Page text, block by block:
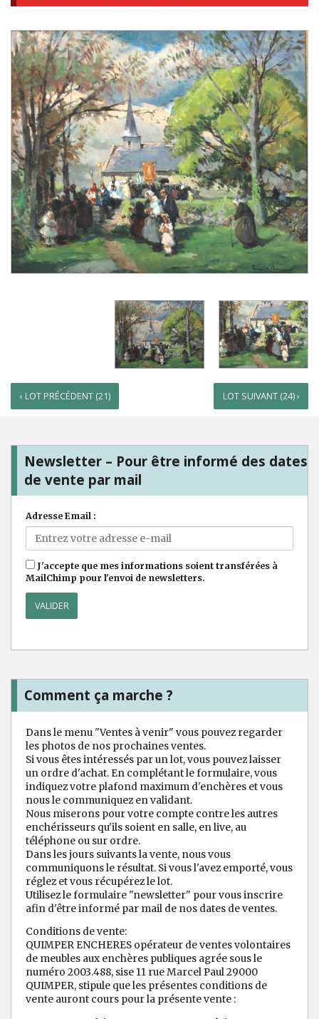
‹ LOT PRÉCÉDENT (21) LOT SUIVANT (24) ›
Newsletter – Pour être informé des dates
de vente par mail
Adresse Email :
J'accepte que mes informations soient transférées à
MailChimp pour l'envoi de newsletters.
Comment ça marche ?
Dans le menu "Ventes à venir" vous pouvez regarder
les photos de nos prochaines ventes.
Si vous êtes intéressés par un lot, vous pouvez laisser
un ordre d'achat. En complétant le formulaire, vous
indiquez votre plafond maximum d'enchères et vous
nous le communiquez en validant.
Nous miserons pour votre compte contre les autres
enchérisseurs qu'ils soient en salle, en live, au
téléphone ou sur ordre.
Dans les jours suivants la vente, nous vous
communiquons le résultat. Si vous l'avez emporté, vous
réglez et vous récupérez le lot.
Utilisez le formulaire "newsletter" pour vous inscrire
afin d'être informé par mail de nos dates de ventes.
Conditions de vente:
QUIMPER ENCHERES opérateur de ventes volontaires
de meubles aux enchères publiques agrée sous le
numéro 2003.488, sise 11 rue Marcel Paul 29000
QUIMPER, stipule que les présentes conditions de
vente auront cours pour la présente vente :